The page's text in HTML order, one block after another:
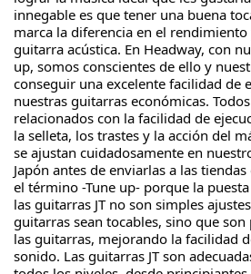
innegable es que tener una buena
marca la diferencia en el
guitarra acústica. En Headway, con
up, somos conscientes de ello y
conseguir una excelente facilidad de
nuestras guitarras económicas.
relacionados con la facilidad de
la selleta, los trastes y la acción del
se ajustan cuidadosamente en
Japón antes de enviarlas a las
el término -Tune up- porque la
las guitarras JT no son simples
guitarras sean tocables, sino que
las guitarras, mejorando la facilidad
sonido. Las guitarras JT son